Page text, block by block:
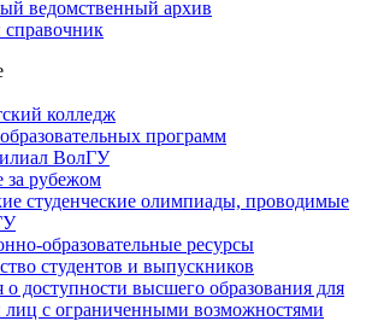
ведомственный архив
колледж
программ
ВолГУ
за рубежом
студенческие олимпиады, проводимые
образовательные ресурсы
студентов и выпускников
доступности высшего образования для
лиц с ограниченными возможностями